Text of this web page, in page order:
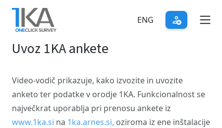
Skip
main
content
ENG
Uvoz 1KA ankete
Video-vodič prikazuje, kako izvozite in uvozite
anketo ter podatke v orodje 1KA. Funkcionalnost se
največkrat uporablja pri prenosu ankete iz
www.1ka.si na 1ka.arnes.si, oziroma iz ene inštalacije